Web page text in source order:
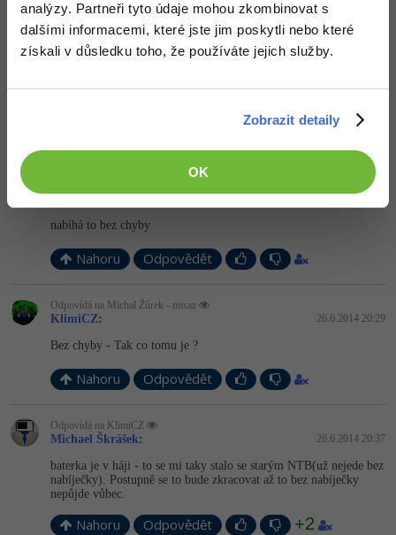
analýzy. Partneři tyto údaje mohou zkombinovat s
dalšími informacemi, které jste jim poskytli nebo které
získali v důsledku toho, že používáte jejich služby.
Zobrazit detaily
OK
Odpovědět
26.6.2014 20:28
nabíhá to bez chyby
Nahoru Odpovědět
Odpovídá na Michal Žůrek - misaz
KlimiCZ: 26.6.2014 20:29
Bez chyby - Tak co tomu je ?
Nahoru Odpovědět
Odpovídá na KlimiCZ
Michael Škrášek: 26.6.2014 20:37
baterka je v háji - to se mi taky stalo se starým NTB(už nejede bez
nabíječky). Postupně se to bude zkracovat až to bez nabíječky
nepůjde vůbec.
Nahoru Odpovědět +2